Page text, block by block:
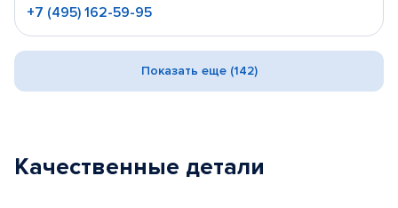
+7 (495) 162-59-95
Показать еще (142)
Качественные детали